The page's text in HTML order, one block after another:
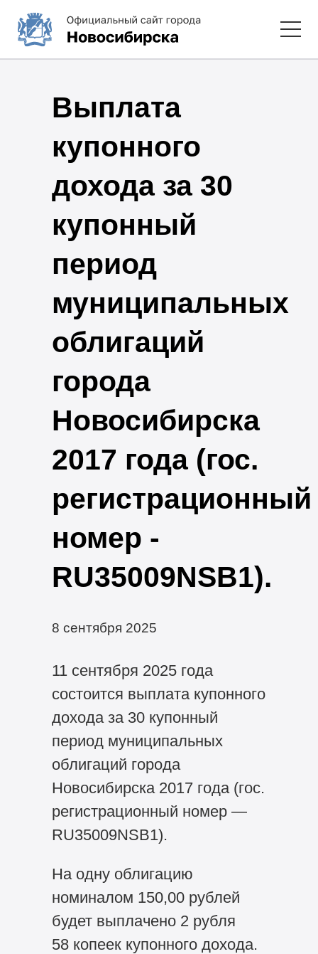
Выплата
купонного
дохода за 30
купонный
период
муниципальных
облигаций
города
Новосибирска
2017 года (гос.
регистрационный
номер -
RU35009NSB1).
8 сентября 2025
11 сентября 2025 года
состоится выплата купонного
дохода за 30 купонный
период муниципальных
облигаций города
Новосибирска 2017 года (гос.
регистрационный номер —
RU35009NSB1).
На одну облигацию
номиналом 150,00 рублей
будет выплачено 2 рубля
58 копеек купонного дохода.